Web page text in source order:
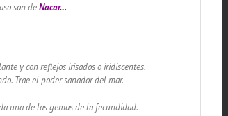
son deNacar…
y con reflejos irisados o iridiscentes.
Trae el poder sanador del mar.
una de las gemas de la fecundidad.